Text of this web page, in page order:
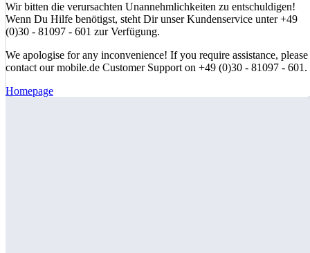
Wir bitten die verursachten Unannehmlichkeiten zu entschuldigen!
Wenn Du Hilfe benötigst, steht Dir unser Kundenservice unter +49
(0)30 - 81097 - 601 zur Verfügung.
We apologise for any inconvenience! If you require assistance, please
contact our mobile.de Customer Support on +49 (0)30 - 81097 - 601.
Homepage